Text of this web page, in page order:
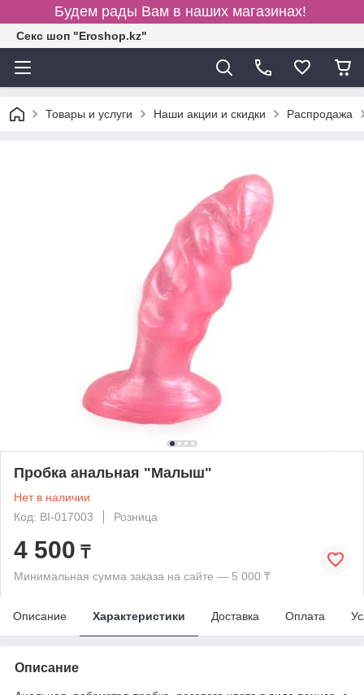
Будем рады Вам в наших магазинах!
Секс шоп "Eroshop.kz"
Товары и услуги Наши акции и скидки Распродажа
Пробка анальная "Малыш"
Нет в наличии
Код: BI-017003
Розница
4 500 ₸
Минимальная сумма заказа на сайте — 5 000 ₸
Описание Характеристики Доставка Оплата
Описание